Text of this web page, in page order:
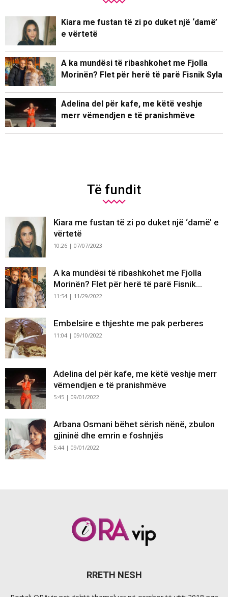
Kiara me fustan të zi po duket një ‘damë’
e vërtetë
A ka mundësi të ribashkohet me Fjolla
Morinën? Flet për herë të parë Fisnik Syla
Adelina del për kafe, me këtë veshje
merr vëmendjen e të pranishmëve
Të fundit
Kiara me fustan të zi po duket një ‘damë’ e
vërtetë
10:26 | 07/07/2023
A ka mundësi të ribashkohet me Fjolla
Morinën? Flet për herë të parë Fisnik...
11:54 | 11/29/2022
Embelsire e thjeshte me pak perberes
11:04 | 09/10/2022
Adelina del për kafe, me këtë veshje merr
vëmendjen e të pranishmëve
5:45 | 09/01/2022
Arbana Osmani bëhet sërish nënë, zbulon
gjininë dhe emrin e foshnjës
5:44 | 09/01/2022
RRETH NESH